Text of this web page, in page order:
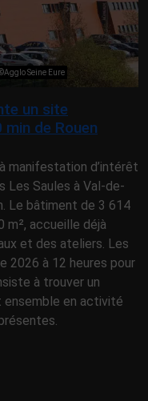
Seine Eure
un site
de Rouen
manifestation d’intérêt
Les Saules à Val-de-
Le bâtiment de 3 614
m², accueille déjà
et des ateliers. Les
2026 à 12 heures pour
à trouver un
ensemble en activité